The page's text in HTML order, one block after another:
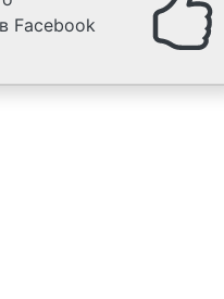
в Facebook